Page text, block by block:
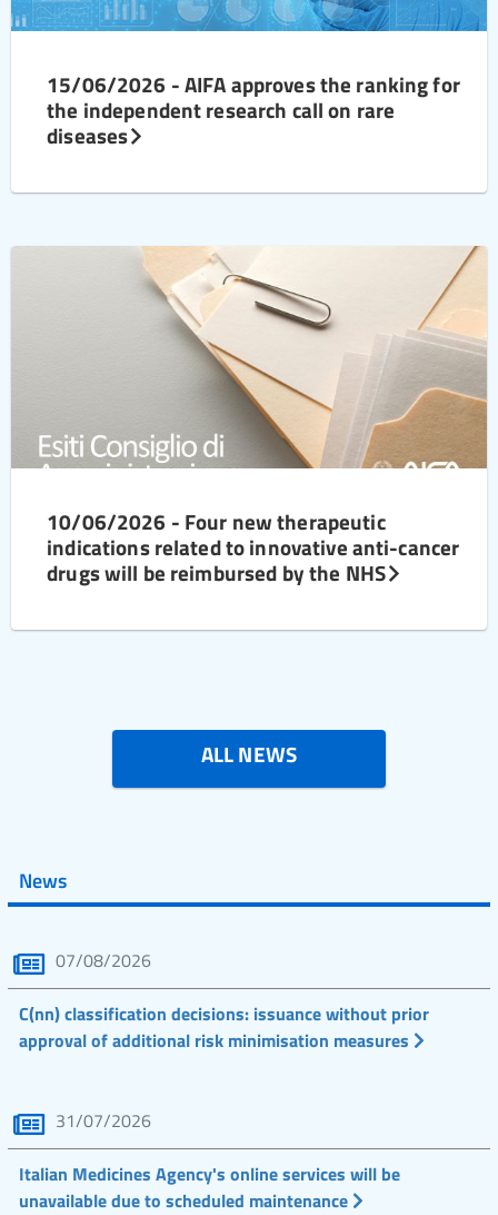
15/06/2026 - AIFA approves the ranking for
the independent research call on rare
diseases
10/06/2026 - Four new therapeutic
indications related to innovative anti-cancer
drugs will be reimbursed by the NHS
ALL NEWS
News
07/08/2026
C(nn) classification decisions: issuance without prior
approval of additional risk minimisation measures
31/07/2026
Italian Medicines Agency's online services will be
unavailable due to scheduled maintenance